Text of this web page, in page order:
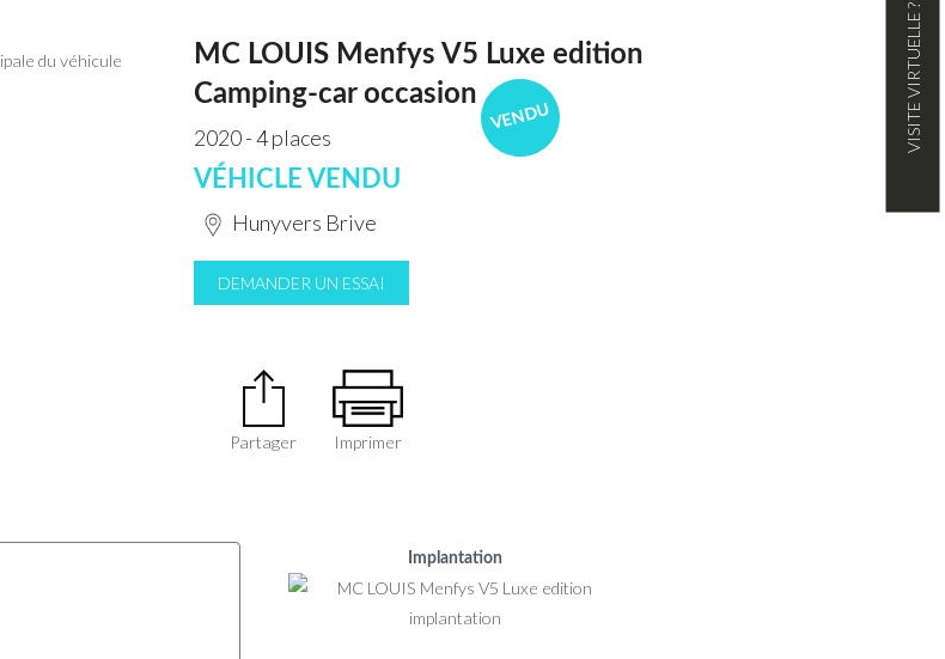
VENDU
MC LOUIS Menfys V5 Luxe edition
Camping-car occasion
2020 - 4 places
VÉHICLE VENDU
Hunyvers Brive
DEMANDER UN ESSAI
Partager Imprimer
Implantation
VISITE VIRTUELLE ?